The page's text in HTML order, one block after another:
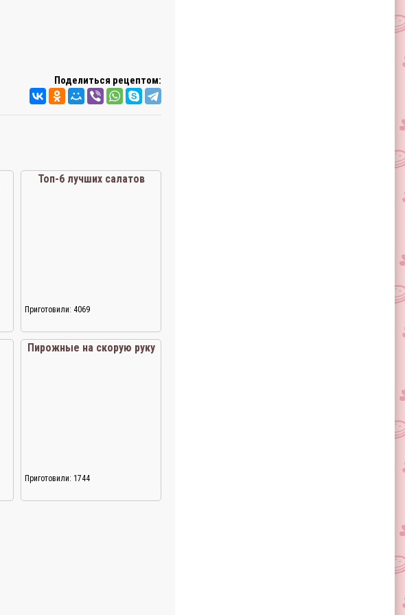
Поделиться рецептом:
Топ-6 лучших салатов
Приготовили: 4069
Пирожные на скорую руку
Приготовили: 1744